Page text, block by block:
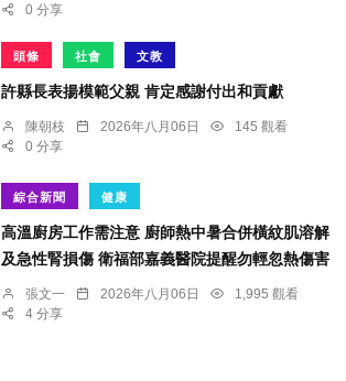
0 分享
頭條 社會 文教
許縣長表揚模範父親 肯定感謝付出和貢獻
陳朝枝 2026年八月06日
145 觀看
0 分享
綜合新聞 健康
高溫廚房工作需注意 廚師熱中暑合併橫紋肌溶解
及急性腎損傷 衛福部嘉義醫院提醒勿輕忽熱傷害
張文一 2026年八月06日
1,995 觀看
4 分享